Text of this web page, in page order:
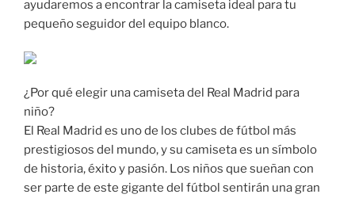
ayudaremos a encontrar la camiseta ideal para tu
pequeño seguidor del equipo blanco.
¿Por qué elegir una camiseta del Real Madrid para
niño?
El Real Madrid es uno de los clubes de fútbol más
prestigiosos del mundo, y su camiseta es un símbolo
de historia, éxito y pasión. Los niños que sueñan con
ser parte de este gigante del fútbol sentirán una gran